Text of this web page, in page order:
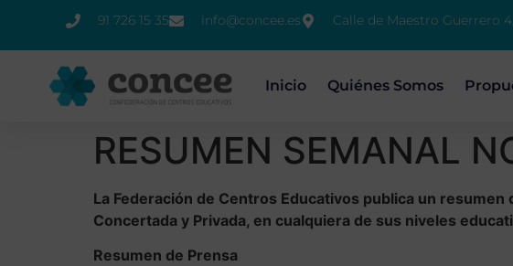
91 726 15 35 info@concee.es Calle de Maestro Guerrero
Inicio Quiénes Somos
RESUMEN SEMANAL
La Federación de Centros Educativos publica un
Concertada y Privada, en cualquiera de sus niveles
Resumen de Prensa